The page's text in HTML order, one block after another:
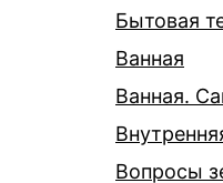
Бытовая
Ванная
Ванная.
Вопросы